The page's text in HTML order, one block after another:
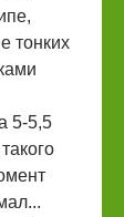
тонких
5-5,5